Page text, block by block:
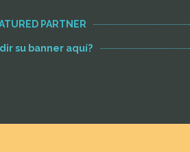
PARTNER
su banner aquí?